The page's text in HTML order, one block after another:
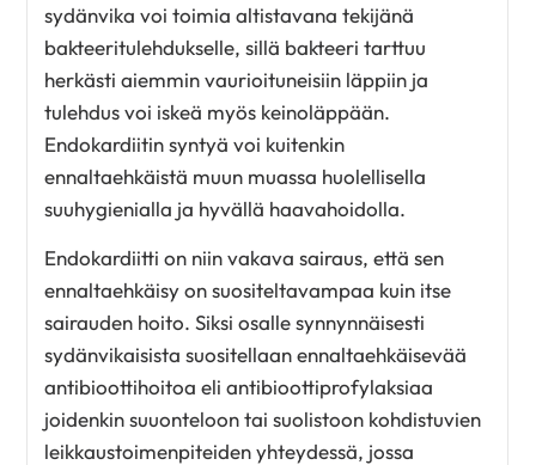
sydänvika voi toimia altistavana tekijänä
bakteeritulehdukselle, sillä bakteeri tarttuu
herkästi aiemmin vaurioituneisiin läppiin ja
tulehdus voi iskeä myös keinoläppään.
Endokardiitin syntyä voi kuitenkin
ennaltaehkäistä muun muassa huolellisella
suuhygienialla ja hyvällä haavahoidolla.
Endokardiitti on niin vakava sairaus, että sen
ennaltaehkäisy on suositeltavampaa kuin itse
sairauden hoito. Siksi osalle synnynnäisesti
sydänvikaisista suositellaan ennaltaehkäisevää
antibioottihoitoa eli antibioottiprofylaksiaa
joidenkin suuonteloon tai suolistoon kohdistuvien
leikkaustoimenpiteiden yhteydessä, jossa